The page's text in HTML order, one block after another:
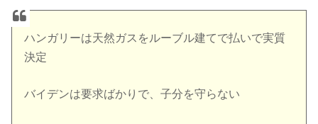
ハンガリーは天然ガスをルーブル建てで払いで実質
決定
バイデンは要求ばかりで、子分を守らない